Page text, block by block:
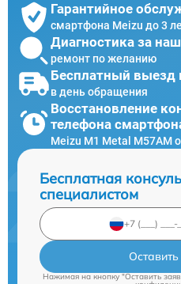
Гарантийное
смартфона Meizu до 3
Диагностика за
ремонт по желанию
Бесплатный выезд
в день обращения
Восстановление
телефона
Meizu M1 Metal M57AM
Бесплатная
специалистом
Нажимая на кнопку "Оставить